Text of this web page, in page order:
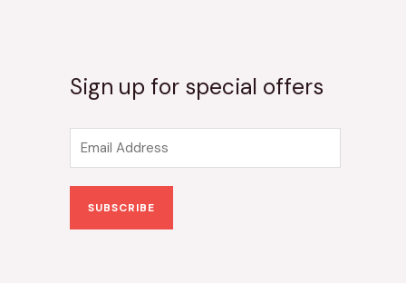
Sign up for special offers
m
a
SUBSCRIBE